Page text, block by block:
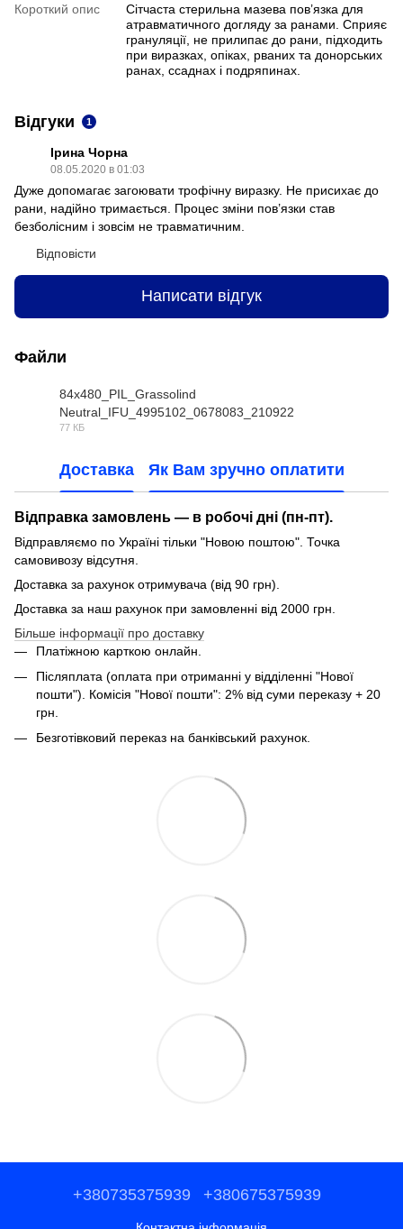
Короткий опис
Сітчаста стерильна мазева пов’язка для
атравматичного догляду за ранами. Сприяє
грануляції, не прилипає до рани, підходить
при виразках, опіках, рваних та донорських
ранах, ссаднах і подряпинах.
Відгуки 1
Ірина Чорна
08.05.2020 в 01:03
Дуже допомагає загоювати трофічну виразку. Не присихає до
рани, надійно тримається. Процес зміни пов’язки став
безболісним і зовсім не травматичним.
Відповісти
Написати відгук
Файли
84x480_PIL_Grassolind
Neutral_IFU_4995102_0678083_210922
77 КБ
Доставка Як Вам зручно оплатити
Відправка замовлень — в робочі дні (пн-пт).
Відправляємо по Україні тільки "Новою поштою". Точка
самовивозу відсутня.
Доставка за рахунок отримувача (від 90 грн).
Доставка за наш рахунок при замовленні від 2000 грн.
Більше інформації про доставку
Платіжною карткою онлайн.
Післяплата (оплата при отриманні у відділенні "Нової
пошти"). Комісія "Нової пошти": 2% від суми переказу + 20
грн.
Безготівковий переказ на банківський рахунок.
+380735375939 +380675375939